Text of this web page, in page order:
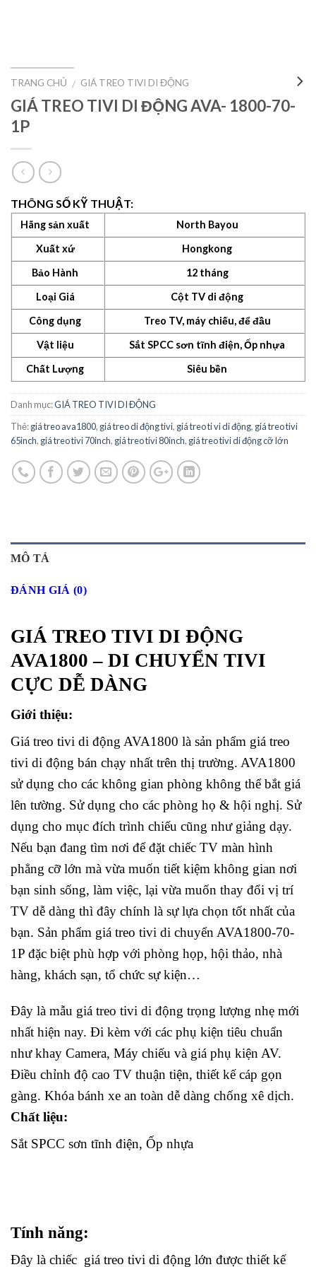
TRANG CHỦ / GIÁ TREO TIVI DI ĐỘNG
GIÁ TREO TIVI DI ĐỘNG AVA- 1800-70-
1P
THÔNG SỐ KỸ THUẬT:
Hãng sản xuất
North Bayou
Xuất xứ
Hongkong
Bảo Hành
12 tháng
Loại Giá
Cột TV di động
Công dụng
Treo TV, máy chiếu, để đầu
Vật liệu
Sắt SPCC sơn tĩnh điện, Ốp nhựa
Chất Lượng
Siêu bền
Danh mục:GIÁ TREO TIVI DI ĐỘNG
Thẻ:giá treo ava1800, giá treo di động tivi, giá treo ti vi di động, giá treo tivi
65inch, giá treo tivi 70inch, giá treo tivi 80inch, giá treo tivi di động cỡ lớn
MÔ TẢ
ĐÁNH GIÁ (0)
GIÁ TREO TIVI DI ĐỘNG
AVA1800 – DI CHUYỂN TIVI
CỰC DỄ DÀNG
Giới thiệu:
Giá treo tivi di động AVA1800 là sản phẩm giá treo
tivi di động bán chạy nhất trên thị trường. AVA1800
sử dụng cho các không gian phòng không thể bắt giá
lên tường. Sử dụng cho các phòng họ & hội nghị. Sử
dụng cho mục đích trình chiếu cũng như giảng dạy.
Nếu bạn đang tìm nơi để đặt chiếc TV màn hình
phẳng cỡ lớn mà vừa muốn tiết kiệm không gian nơi
bạn sinh sống, làm việc, lại vừa muốn thay đổi vị trí
TV dễ dàng thì đây chính là sự lựa chọn tốt nhất của
bạn. Sản phẩm giá treo tivi di chuyển AVA1800-70-
1P đặc biệt phù hợp với phòng họp, hội thảo, nhà
hàng, khách sạn, tổ chức sự kiện…
Đây là mẫu giá treo tivi di động trọng lượng nhẹ mới
nhất hiện nay. Đi kèm với các phụ kiện tiêu chuẩn
như khay Camera, Máy chiếu và giá phụ kiện AV.
Điều chỉnh độ cao TV thuận tiện, thiết kế cáp gọn
gàng. Khóa bánh xe an toàn dễ dàng chống xê dịch.
Chất liệu:
Sắt SPCC sơn tĩnh điện, Ốp nhựa
Tính năng:
Đây là chiếc giá treo tivi di động lớn được thiết kế